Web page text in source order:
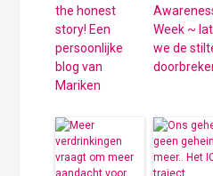
the honest
story! Een
persoonlijke
blog van
Mariken
Week ~
we de